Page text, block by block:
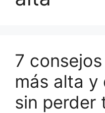
7
más alta y
sin perder